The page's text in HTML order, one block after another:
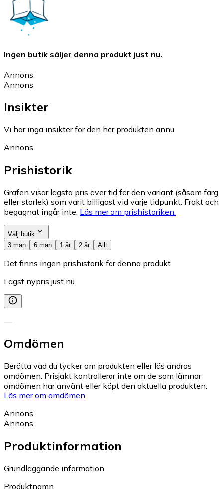
Ingen butik säljer denna produkt just nu.
Annons
Annons
Insikter
Vi har inga insikter för den här produkten ännu.
Annons
Prishistorik
Grafen visar lägsta pris över tid för den variant (såsom färg
eller storlek) som varit billigast vid varje tidpunkt. Frakt och
begagnat ingår inte. Läs mer om prishistoriken.
Välj butik
3 mån
6 mån 1 år 2 år Allt
Det finns ingen prishistorik för denna produkt
Lägst nypris just nu
—
Omdömen
Berätta vad du tycker om produkten eller läs andras
omdömen. Prisjakt kontrollerar inte om de som lämnar
omdömen har använt eller köpt den aktuella produkten.
Läs mer om omdömen.
Annons
Annons
Produktinformation
Grundläggande information
Produktnamn